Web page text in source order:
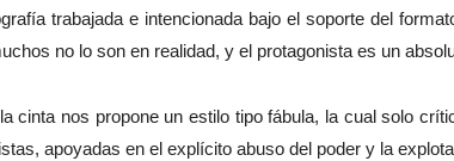
trabajada e intencionada bajo el soporte del
no lo son en realidad, y el protagonista es un
cinta nos propone un estilo tipo fábula, la cual solo
apoyadas en el explícito abuso del poder y la